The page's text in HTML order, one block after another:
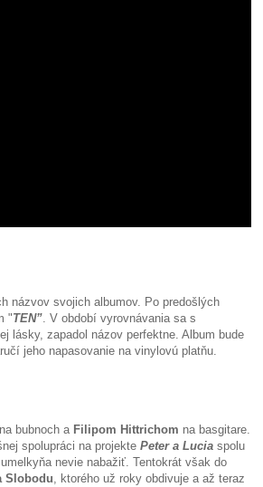
názvov svojich albumov. Po predošlých
"TEN”. V období vyrovnávania sa s
lásky, zapadol názov perfektne. Album bude
jeho napasovanie na vinylovú platňu.
na bubnoch a Filipom Hittrichom na basgitare.
spolupráci na projekte Peter a Lucia spolu
nevie nabažiť. Tentokrát však do
Slobodu, ktorého už roky obdivuje a až teraz